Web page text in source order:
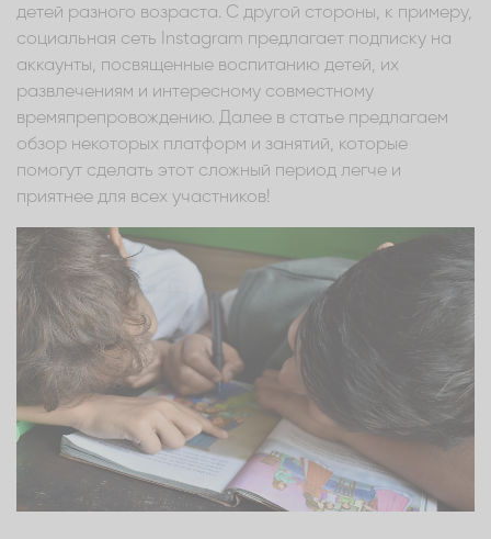
детей разного возраста. С другой стороны, к примеру,
социальная сеть Instagram предлагает подписку на
аккаунты, посвященные воспитанию детей, их
развлечениям и интересному совместному
времяпрепровождению. Далее в статье предлагаем
обзор некоторых платформ и занятий, которые
помогут сделать этот сложный период легче и
приятнее для всех участников!